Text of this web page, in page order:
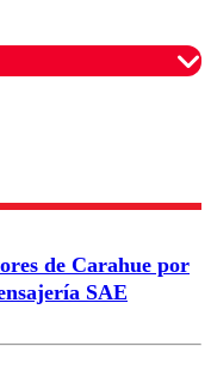
garantizar un
de Carahue por
SAE